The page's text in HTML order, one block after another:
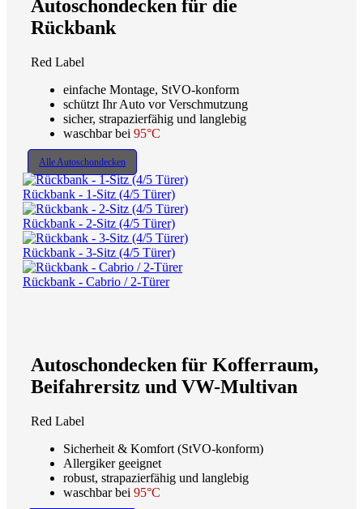
Autoschondecken für die
Rückbank
Red Label
einfache Montage, StVO-konform
schützt Ihr Auto vor Verschmutzung
sicher, strapazierfähig und langlebig
waschbar bei 95°C
Alle Autoschondecken
Rückbank - 1-Sitz (4/5 Türer)
Rückbank - 2-Sitz (4/5 Türer)
Rückbank - 3-Sitz (4/5 Türer)
Rückbank - Cabrio / 2-Türer
Autoschondecken für Kofferraum,
Beifahrersitz und VW-Multivan
Red Label
Sicherheit & Komfort (StVO-konform)
Allergiker geeignet
robust, strapazierfähig und langlebig
waschbar bei 95°C